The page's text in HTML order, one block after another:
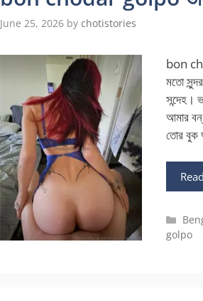
June 25, 2026 by chotistories
bon
মতো
সন্দেহ।
আমার
তোর বুক
golpo